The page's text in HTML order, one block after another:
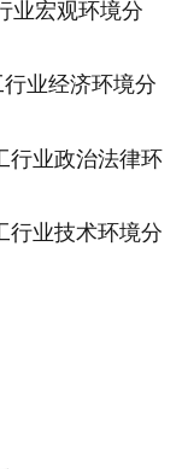
业宏观环境分
业经济环境分
行业政治法律环
行业技术环境分